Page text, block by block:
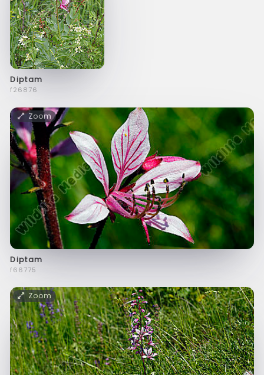
Diptam
f26876
Zoom
Diptam
f66775
Zoom